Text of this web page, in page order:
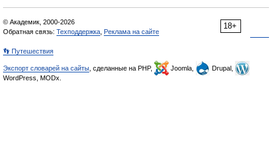
18+
© Академик, 2000-2026
Обратная связь: Техподдержка Реклама на сайте
👣 Путешествия
Экспорт словарей на сайты , сделанные на PHP, Joomla,
Drupal,
WordPress, MODx.